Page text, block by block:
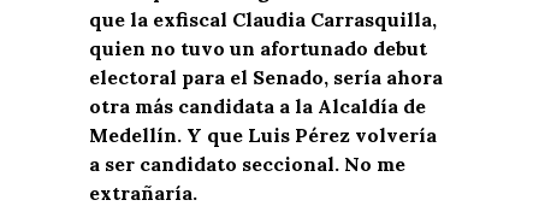
que la exfiscal Claudia Carrasquilla,
quien no tuvo un afortunado debut
electoral para el Senado, sería ahora
otra más candidata a la Alcaldía de
Medellín. Y que Luis Pérez volvería
a ser candidato seccional. No me
extrañaría.